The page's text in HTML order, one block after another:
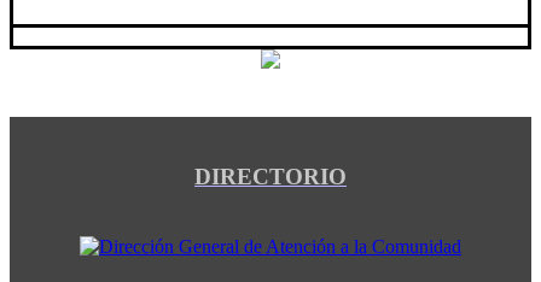
DIRECTORIO